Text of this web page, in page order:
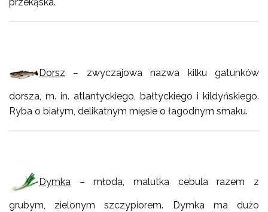
Dorsz – zwyczajowa nazwa kilku gatunków
dorsza, m. in. atlantyckiego, bałtyckiego i kildyńskiego.
Ryba o białym, delikatnym mięsie o łagodnym smaku.
Dymka – młoda, malutka cebula razem z
grubym, zielonym szczypiorem. Dymka ma dużo